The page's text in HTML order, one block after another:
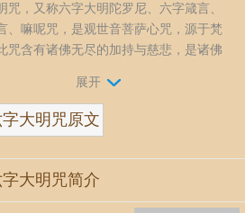
咒，又称六字大明陀罗尼、六字箴言、
、嘛呢咒，是观世音菩萨心咒，源于梵
咒含有诸佛无尽的加持与慈悲，是诸佛
）阿（e）吽”三字的扩展，其内涵异常丰
无穷，蕴藏了宇宙中的大能力、大智
悲。...
展开
字大明咒原文
字大明咒简介